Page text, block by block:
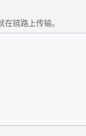
链路上传输。